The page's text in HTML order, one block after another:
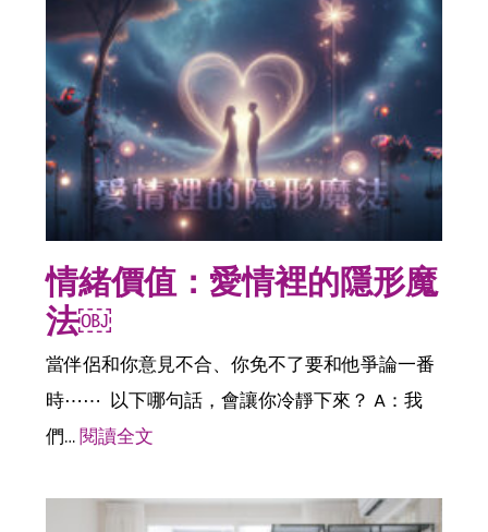
情緒價值：愛情裡的隱形魔
法￼
當伴侶和你意見不合、你免不了要和他爭論一番
時⋯⋯ 以下哪句話，會讓你冷靜下來？ A：我
們…閱讀全文